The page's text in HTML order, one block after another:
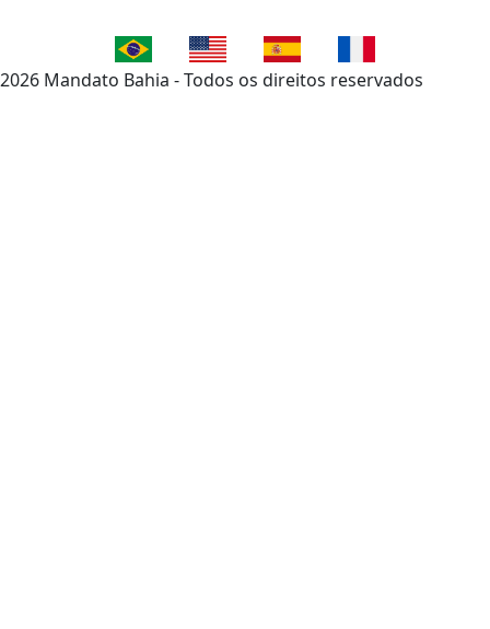
2026 Mandato Bahia - Todos os direitos reservados